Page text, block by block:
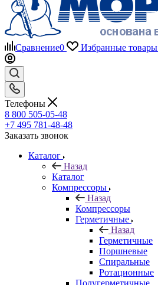
Сравнение0 Избранные товары
Телефоны
8 800 505-05-48
+7 495 781-48-48
Заказать звонок
Каталог
Назад
Каталог
Компрессоры
Назад
Компрессоры
Герметичные
Назад
Герметичные
Поршневые
Спиральные
Ротационные
Полугерметичные